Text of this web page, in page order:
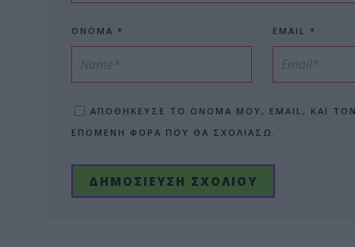
ΌΝΟΜΑ * EMAIL *
ΑΠΟΘΉΚΕΥΣΕ ΤΟ ΌΝΟΜΆ ΜΟΥ, EMAIL, ΚΑΙ
ΕΠΌΜΕΝΗ ΦΟΡΆ ΠΟΥ ΘΑ ΣΧΟΛΙΆΣΩ.